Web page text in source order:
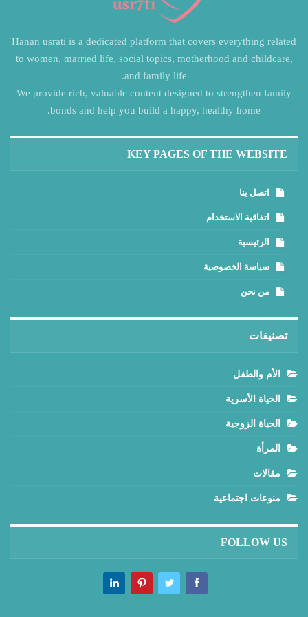
Hanan usrati is a dedicated platform that covers everything related
to women, married life, social topics, motherhood and childcare,
and family life.
We provide rich, valuable content designed to strengthen family
bonds and help you build a happy, healthy home.
KEY PAGES OF THE WEBSITE
اتصل بنا
اتفاقية الاستخدام
الرئيسية
سياسة الخصوصية
من نحن
تصنيفات
الأم والطفل
الحياة الأسرية
الحياة الزوجية
المرأة
مقالات
منوعات اجتماعية
FOLLOW US